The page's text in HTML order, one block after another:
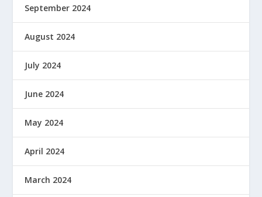
September 2024
August 2024
July 2024
June 2024
May 2024
April 2024
March 2024